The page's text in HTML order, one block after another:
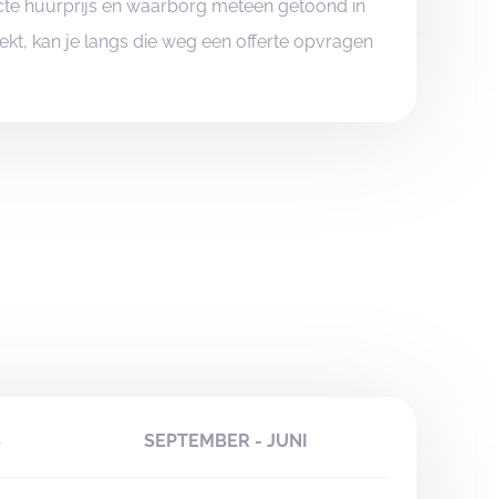
huurprijs en waarborg meteen getoond in
kan je langs die weg een offerte opvragen
SEPTEMBER - JUNI